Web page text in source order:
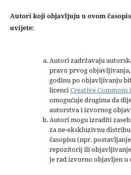
Autori koji objavljuju u ovom
uvijete:
Autori zadržavaju
pravo prvog
godinu po objavljivanju
licenciCreative Commons
omogućuje drugima da
autorstva i izvornog
Autori mogu izraditi
za ne-ekskluzivnu
časopisu (npr.
repozitorij ili
je rad izvorno objavljen u